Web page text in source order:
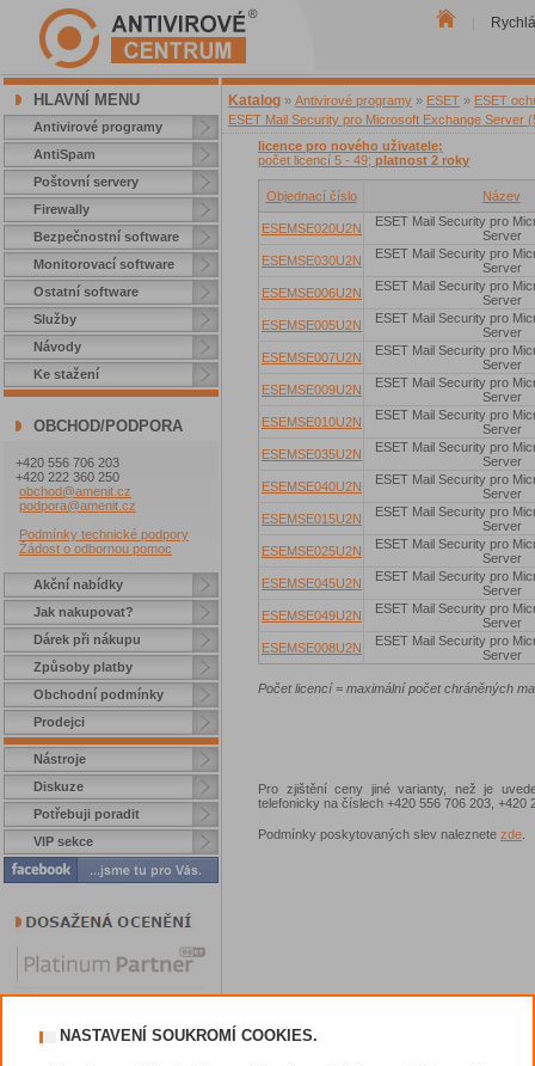
HLAVNÍ MENU
Antivirové programy
AntiSpam
Poštovní servery
Firewally
Bezpečnostní software
Monitorovací software
Ostatní software
Služby
Návody
Ke stažení
OBCHOD/PODPORA
+420 556 706 203
+420 222 360 250
obchod@amenit.cz
podpora@amenit.cz
Podmínky technické podpory
Žádost o odbornou pomoc
Akční nabídky
Jak nakupovat?
Dárek při nákupu
Způsoby platby
Obchodní podmínky
Prodejci
Nástroje
Diskuze
Potřebuji poradit
VIP sekce
Katalog » Antivirové programy » ESET » ESET
ESET Mail Security pro Microsoft Exchange Server
licence pro nového uživatele;
počet licencí 5 - 49; platnost 2 roky
Objednací číslo Název
ESEMSE020U2N
ESET Mail Security pro
Server
ESEMSE030U2N
ESET Mail Security pro
Server
ESEMSE006U2N
ESET Mail Security pro
Server
ESEMSE005U2N
ESET Mail Security pro
Server
ESEMSE007U2N
ESET Mail Security pro
Server
ESEMSE009U2N
ESET Mail Security pro
Server
ESEMSE010U2N
ESET Mail Security pro
Server
ESEMSE035U2N
ESET Mail Security pro
Server
ESEMSE040U2N
ESET Mail Security pro
Server
ESEMSE015U2N
ESET Mail Security pro
Server
ESEMSE025U2N
ESET Mail Security pro
Server
ESEMSE045U2N
ESET Mail Security pro
Server
ESEMSE049U2N
ESET Mail Security pro
Server
ESEMSE008U2N
ESET Mail Security pro
Server
Počet licencí = maximální počet chráněných
Pro zjištění ceny jiné varianty, než je
telefonicky na číslech +420 556 706 203, +420
Podmínky poskytovaných slev naleznete zde
NASTAVENÍ SOUKROMÍ COOKIES.